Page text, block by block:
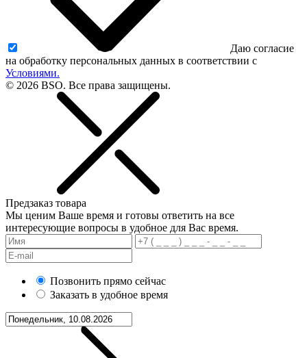
Даю согласие
на обработку персональных данных в соответствии с
Условиями.
© 2026 BSO. Все права защищены.
Предзаказ товара
Мы ценим Ваше время и готовы ответить на все
интересующие вопросы в удобное для Вас время.
Позвонить прямо сейчас
Заказать в удобное время